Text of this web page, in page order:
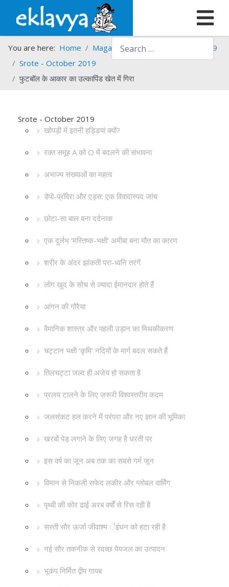
Search
You are here: Home Magazines Srote
Srote - 2019
Srote - October 2019
फुटबॉल के आकार का उल्कापिंड खेत में गिरा
Srote - October 2019
खोपड़ी में इतनी हड्डियां क्यों?
रक्त समूह A को O में बदलने की संभावना
अभाज्य संख्याओं का महत्व
डेपो-प्रॉवेरा और एड्स: एक विवादास्पद जांच
छोटा-सा बाल बना दर्दनाक
एक दुर्लभ ‘मस्तिष्क-भक्षी’ अमीबा बना मौत का कारण
शरीर के अंदर झांकती परा-ध्वनि तरंगें
लोग खुद के सोच से ज़्यादा ईमानदार होते हैं
आंगन की गौरैया
वैमानिक शास्त्र और पहली उड़ान का मिथकीकरण
चट्टान भक्षी ‘कृमि’ नदियों के मार्ग बदल सकते हैं
तिलचट्टा जल्द ही अजेय हो सकता है
प्रलय टालने के लिए ज़रूरी विश्वस्तरीय कदम
जलसंकट हल करने में परंपरा और नए ज्ञान की भूमिका
खरबों पेड़ लगाने के लिए जगह है धरती पर
इस वर्ष का जून अब तक का सबसे गर्म जून
विमान से निकली सफेद लकीर और ग्लोबल वार्मिंग
पृथ्वी की कोर ढाई अरब वर्षों से रिस रही है
सस्ती सौर ऊर्जा जीवाश्म र्इंधन को हटा रही है
नई सौर तकनीक से स्वच्छ पेयजल का उत्पादन
भूकंप निर्मित द्वीप गायब